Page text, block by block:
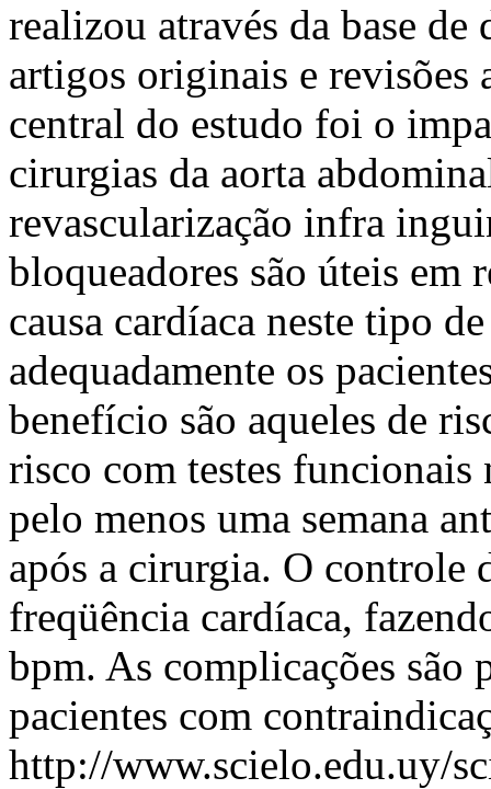
realizou através da base
artigos originais e revisões
central do estudo foi o
cirurgias da aorta
revascularização infra
bloqueadores são úteis em
causa cardíaca neste tipo
adequadamente os
benefício são aqueles de
risco com testes
pelo menos uma semana
após a cirurgia. O controle
freqüência cardíaca,
bpm. As complicações são
pacientes com
http://www.scielo.edu.uy/